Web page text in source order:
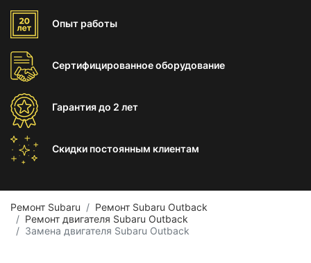
Опыт работы
Сертифицированноеоборудование
Гарантиядо 2 лет
Скидки постоянным клиентам
Ремонт Subaru
Ремонт Subaru Outback
Ремонт двигателя Subaru Outback
Замена двигателя Subaru Outback